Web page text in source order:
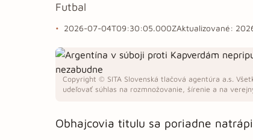
Futbal
2026-07-04T09:30:05.000ZAktualizované:
Copyright © SITA Slovenská tlačová agentúra a.s.
udeľovať súhlas na rozmnožovanie, šírenie a na
Obhajcovia titulu sa poriadne